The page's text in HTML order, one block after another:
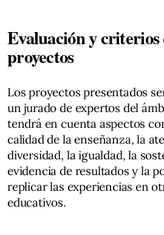
Evaluación y criterios
proyectos
Los proyectos presentados
un jurado de expertos del
tendrá en cuenta aspectos
calidad de la enseñanza, la
diversidad, la igualdad, la
evidencia de resultados y la
replicar las experiencias en
educativos.